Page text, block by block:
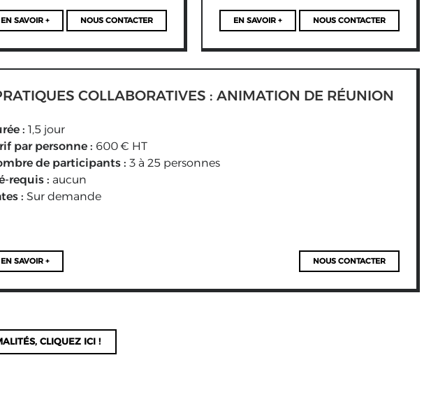
NOUS CONTACTER
EN SAVOIR + NOUS CONTACTER
EN SAVOIR +
COLLABORATIVES : ANIMATION DE RÉUNION
: 1,5 jour
par personne : 600 € HT
de participants : 3 à 25 personnes
requis : aucun
: Sur demande
NOUS CONTACTER
EN SAVOIR +
CLIQUEZ ICI !